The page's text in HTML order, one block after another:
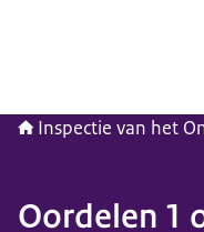
Inspectie van het
Oordelen 1